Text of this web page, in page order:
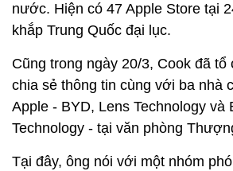
nước. Hiện có 47 Apple Store tại
khắp Trung Quốc đại lục.
Cũng trong ngày 20/3, Cook đã tổ
chia sẻ thông tin cùng với ba nhà
Apple - BYD, Lens Technology và
Technology - tại văn phòng
Tại đây, ông nói với một nhóm